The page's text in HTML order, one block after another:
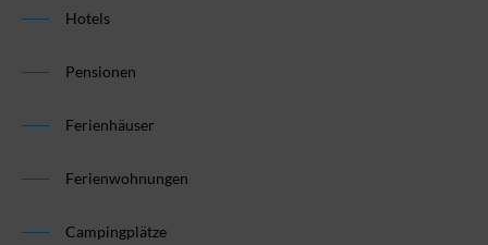
Hotels
Pensionen
Ferienhäuser
Ferienwohnungen
Campingplätze